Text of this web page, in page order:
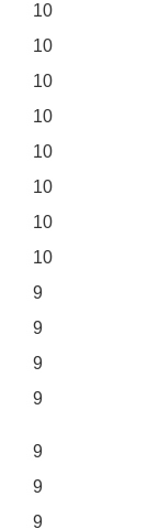
10
10
10
10
10
10
10
10
9
9
9
9
9
9
9